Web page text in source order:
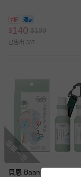
會主動以簡訊及
償。
7折
$140 $199
已售出 337
搶購一空
貝恩 Baan - PMD防蚊噴